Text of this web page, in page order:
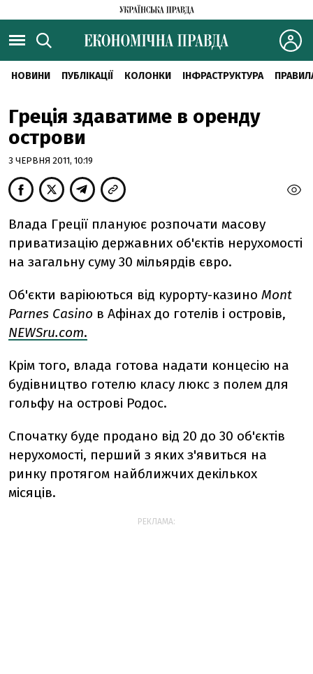
НОВИНИ ПУБЛІКАЦІЇ КОЛОНКИ ІНФРАСТРУКТУРА
Греція здаватиме в оренду
острови
3 ЧЕРВНЯ 2011, 10:19
Влада Греції плануює розпочати масову
приватизацію державних об'єктів нерухомості
на загальну суму 30 мільярдів євро.
Об'єкти варіюються від курорту-казино Mont
Parnes Casino в Афінах до готелів і островів,
NEWSru.com.
Крім того, влада готова надати концесію на
будівництво готелю класу люкс з полем для
гольфу на острові Родос.
Спочатку буде продано від 20 до 30 об'єктів
нерухомості, перший з яких з'явиться на
ринку протягом найближчих декількох
місяців.
РЕКЛАМА: